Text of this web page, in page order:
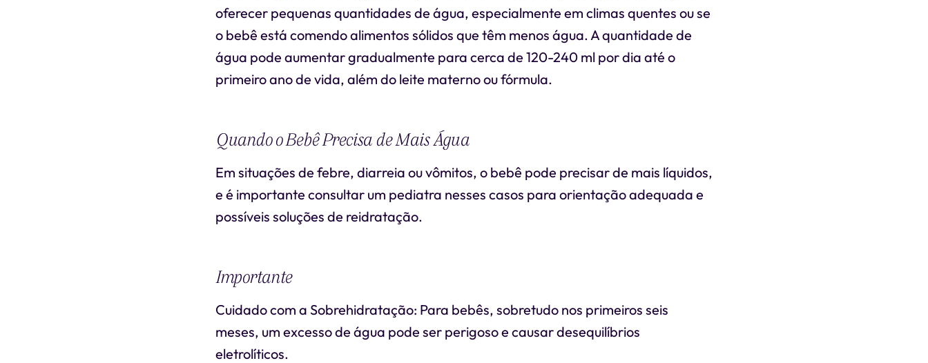
oferecer pequenas quantidades de água, especialmente em climas quentes ou se
o bebê está comendo alimentos sólidos que têm menos água. A quantidade de
água pode aumentar gradualmente para cerca de 120-240 ml por dia até o
primeiro ano de vida, além do leite materno ou fórmula.
Quando o Bebê Precisa de Mais Água
Em situações de febre, diarreia ou vômitos, o bebê pode precisar de mais líquidos,
e é importante consultar um pediatra nesses casos para orientação adequada e
possíveis soluções de reidratação.
Importante
Cuidado com a Sobrehidratação: Para bebês, sobretudo nos primeiros seis
meses, um excesso de água pode ser perigoso e causar desequilíbrios
eletrolíticos.